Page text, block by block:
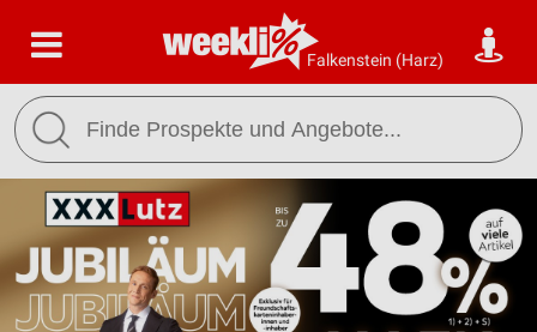
Falkenstein (Harz)